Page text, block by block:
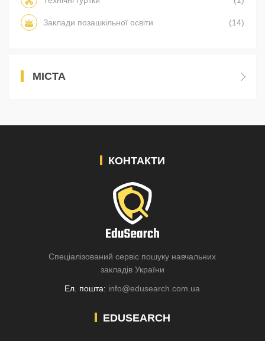
Заклади позашкільної освіти (14)
МІСТА
КОНТАКТИ
Спеціалізований сервіс пошуку навчальних
закладів України
Ел. пошта: info@edusearch.com.ua
EDUSEARCH